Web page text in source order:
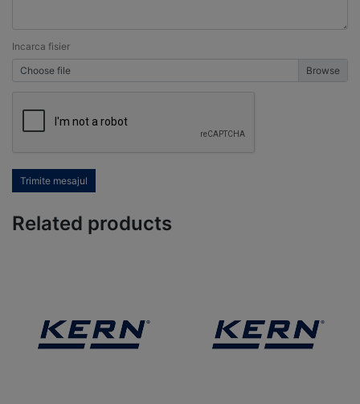
Incarca fisier
Choose file
Trimite mesajul
Related products